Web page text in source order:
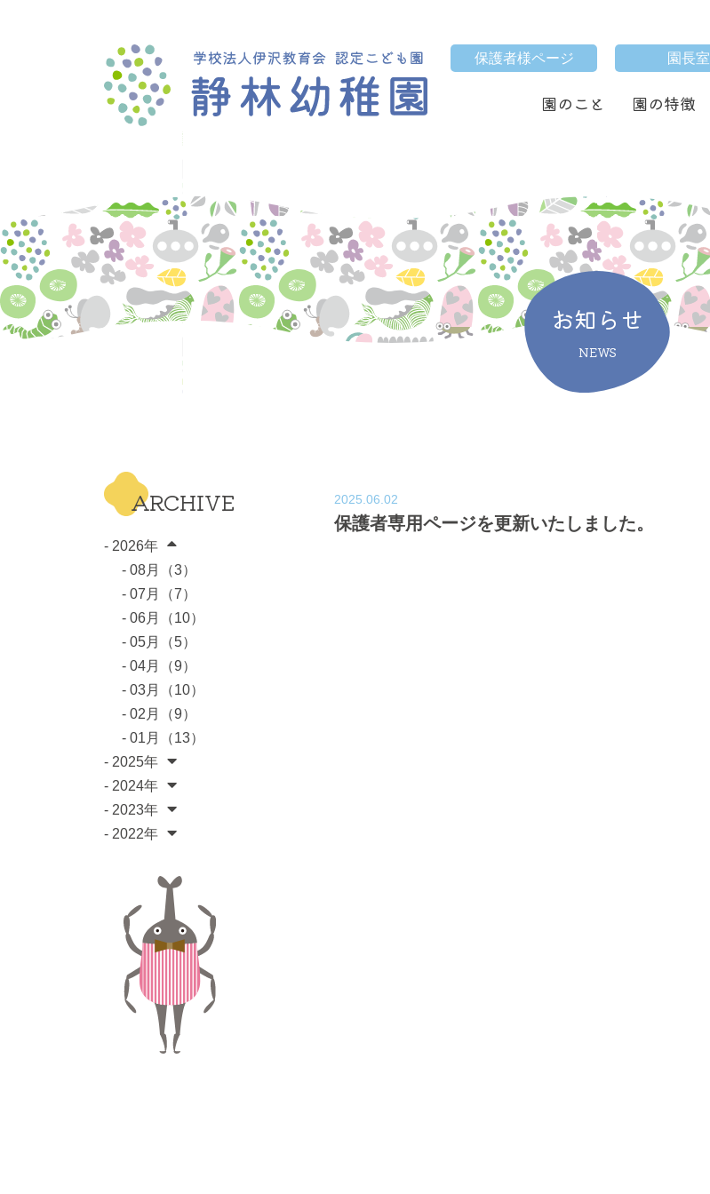
保護者様ページ 園長室
園のこと 園の特徴
お知らせ
NEWS
ARCHIVE
- 2026年
- 08月（3）
- 07月（7）
- 06月（10）
- 05月（5）
- 04月（9）
- 03月（10）
- 02月（9）
- 01月（13）
- 2025年
- 2024年
- 2023年
- 2022年
2025.06.02
保護者専用ページを更新いたしました。